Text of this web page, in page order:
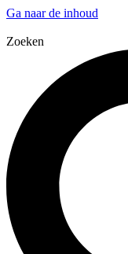
Ga naar de inhoud
Zoeken